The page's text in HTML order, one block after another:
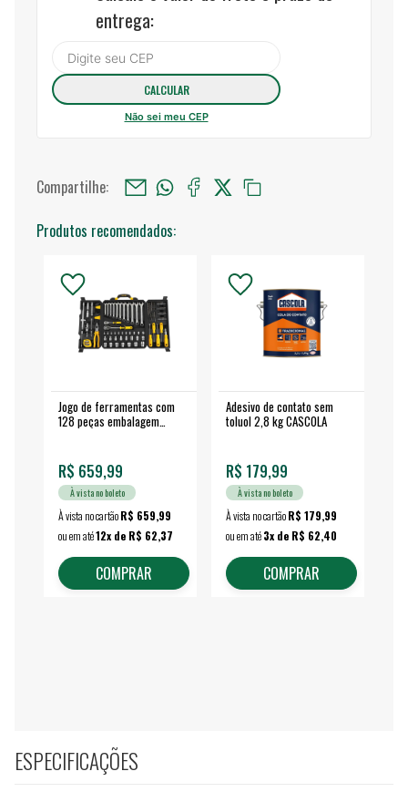
entrega:
Não sei meu CEP
Compartilhe:
Produtos recomendados:
Jogo de ferramentas com
128 peças embalagem
R$ 659,99
À vista no boleto
À vista no cartãoR$ 659,99
ou em até12x de R$ 62,37
COMPRAR
Adesivo de contato sem
toluol 2,8 kg CASCOLA
R$ 179,99
À vista no boleto
À vista no cartãoR$ 179,99
ou em até3x de R$ 62,40
COMPRAR
ESPECIFICAÇÕES